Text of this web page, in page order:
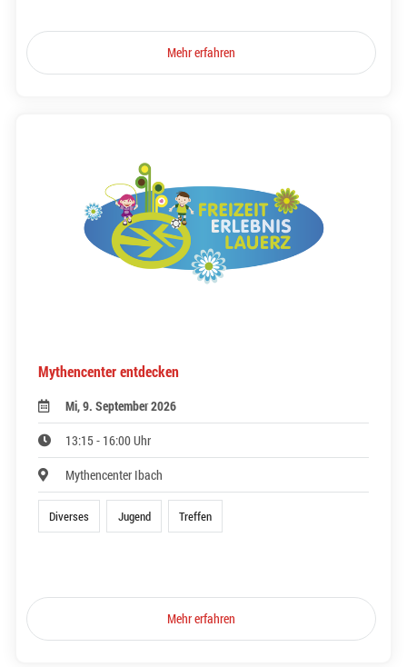
Mehr erfahren
Mythencenter entdecken
Mi, 9. September 2026
13:15 - 16:00 Uhr
Mythencenter Ibach
Diverses Jugend Treffen
Mehr erfahren